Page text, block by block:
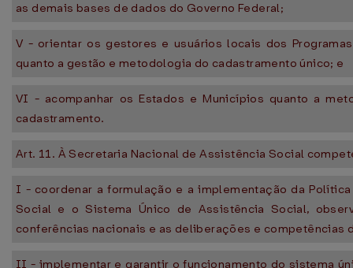
as demais bases de dados do Governo Federal;
V - orientar os gestores e usuários locais dos
quanto a gestão e metodologia do cadastramento único; e
VI - acompanhar os Estados e Municípios quanto a
cadastramento.
Art. 11. À Secretaria Nacional de Assistência Social
I - coordenar a formulação e a implementação da
Social e o Sistema Único de Assistência Social,
conferências nacionais e as deliberações e competências
II - implementar e garantir o funcionamento do sistema